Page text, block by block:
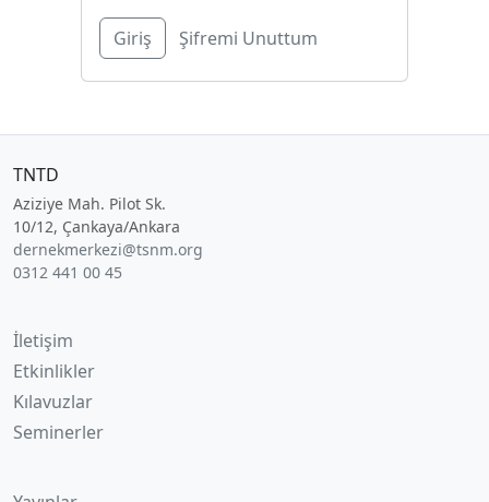
Şifremi Unuttum
TNTD
Aziziye Mah. Pilot Sk.
10/12, Çankaya/Ankara
dernekmerkezi@tsnm.org
0312 441 00 45
İletişim
Etkinlikler
Kılavuzlar
Seminerler